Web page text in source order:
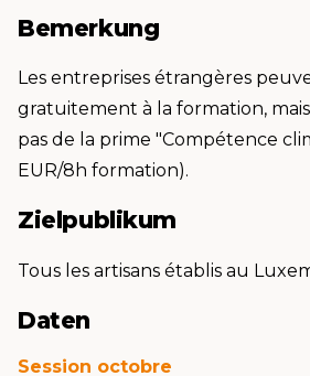
Bemerkung
Les entreprises étrangères
gratuitement à la formation,
pas de la prime "Compétence
EUR/8h formation).
Zielpublikum
Tous les artisans établis au
Daten
Session octobre